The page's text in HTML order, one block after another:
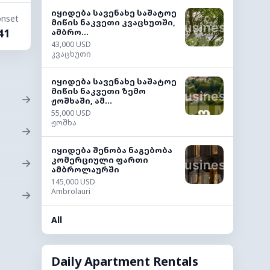
→
→
→
→
იყიდება სავენახე საშატოე
მიწის ნაკვეთი კვაცხუთში,
ამბრო...
43,000 USD
კვაცხუთი
იყიდება სავენახე საშატოე
მიწის ნაკვეთი ზემო
ჟოშხაში, ამ...
55,000 USD
ჟოშხა
იყიდება შენობა ნაგებობა
კომერციული ფართი
ამბროლაურში
145,000 USD
Ambrolauri
All
Daily Apartment Rentals